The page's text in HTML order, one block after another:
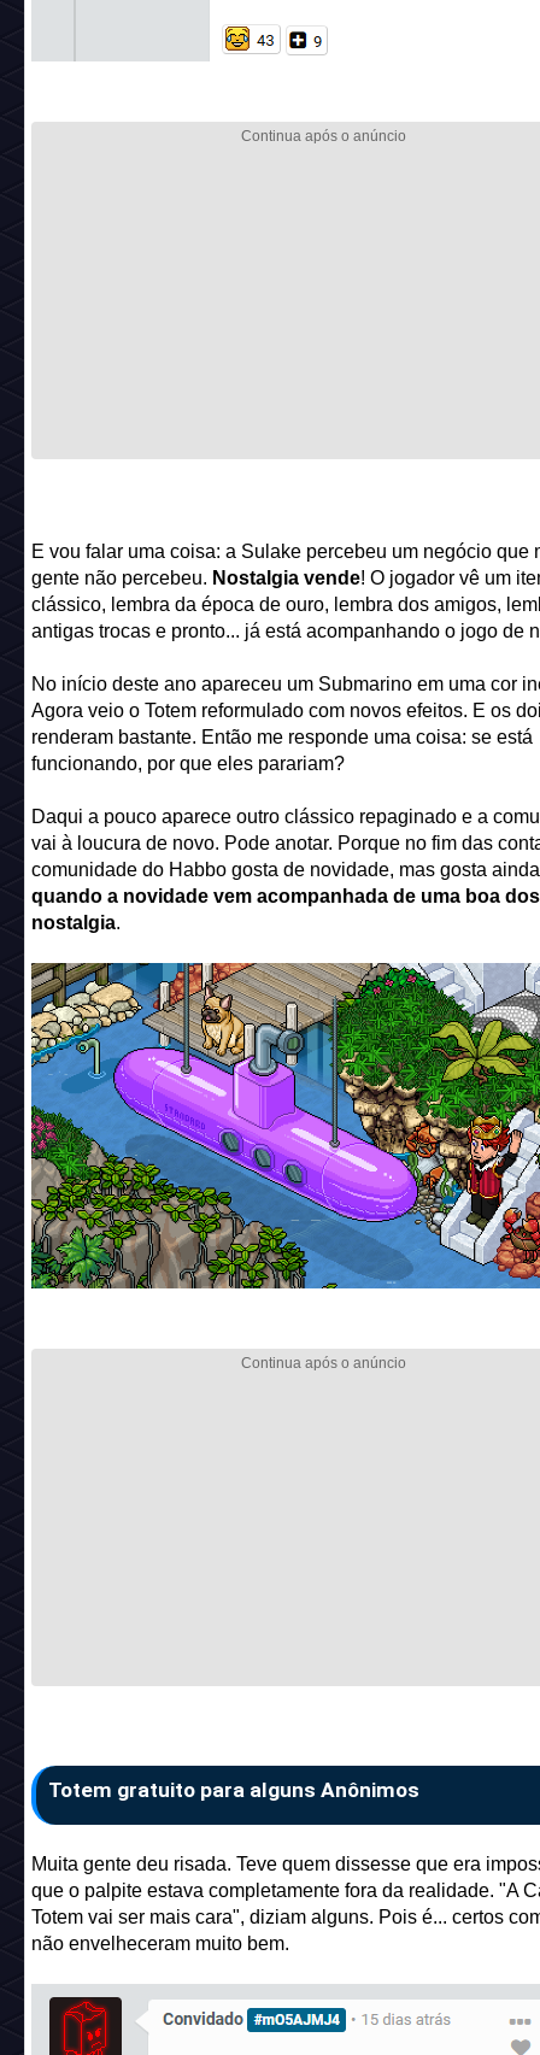
E vou falar uma coisa: a Sulake percebeu um negócio que
gente não percebeu. Nostalgia vende! O jogador vê um
clássico, lembra da época de ouro, lembra dos amigos,
antigas trocas e pronto... já está acompanhando o jogo de
No início deste ano apareceu um Submarino em uma cor
Agora veio o Totem reformulado com novos efeitos. E os
renderam bastante. Então me responde uma coisa: se está
funcionando, por que eles parariam?
Daqui a pouco aparece outro clássico repaginado e a
vai à loucura de novo. Pode anotar. Porque no fim das
comunidade do Habbo gosta de novidade, mas gosta
quando a novidade vem acompanhada de uma boa
nostalgia.
Totem gratuito para alguns Anônimos
Muita gente deu risada. Teve quem dissesse que era
que o palpite estava completamente fora da realidade. "A
Totem vai ser mais cara", diziam alguns. Pois é... certos
não envelheceram muito bem.